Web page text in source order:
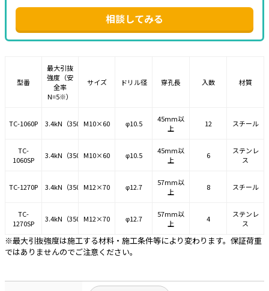
相談してみる
型番
最大引抜
強度（安
全率
N=5※）
サイズ ドリル径 穿孔長 入数 材質
TC-1060P 3.4kN（350kgf）M10×60 φ10.5
45mm以
上
12 スチール
TC-
1060SP
3.4kN（350kgf）M10×60 φ10.5
45mm以
上
6
ステンレ
ス
TC-1270P 3.4kN（350kgf）M12×70 φ12.7
57mm以
上
8 スチール
TC-
1270SP
3.4kN（350kgf）M12×70 φ12.7
57mm以
上
4
ステンレ
ス
※最大引抜強度は施工する材料・施工条件等により変わります。保証荷重
ではありませんのでご注意ください。